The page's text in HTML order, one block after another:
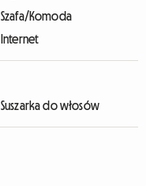
Szafa/Komoda
Internet
Suszarka do włosów